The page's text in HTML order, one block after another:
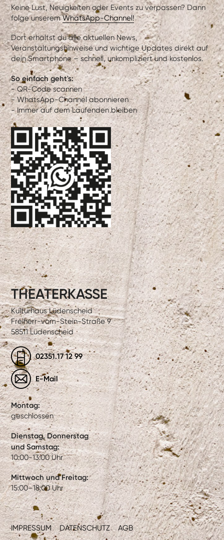
Keine Lust, Neuigkeiten oder Events zu verpassen? Dann
folge unseremWhatsApp-Channel!
Dort erhältst du alle aktuellen News,
Veranstaltungshinweise und wichtige Updates direkt auf
dein Smartphone – schnell, unkompliziert und kostenlos.
So einfach geht's:
- QR-Code scannen
- WhatsApp-Channel abonnieren
- Immer auf dem Laufenden bleiben
IMPRESSUM DATENSCHUTZ AGB
THEATERKASSE
Kulturhaus Lüdenscheid
Freiherr-vom-Stein-Straße 9
58511 Lüdenscheid
02351.17 12 99
E-Mail
Montag:
geschlossen
Dienstag, Donnerstag
und Samstag:
10:00-13:00 Uhr
Mittwoch und Freitag:
15:00–18:00 Uhr